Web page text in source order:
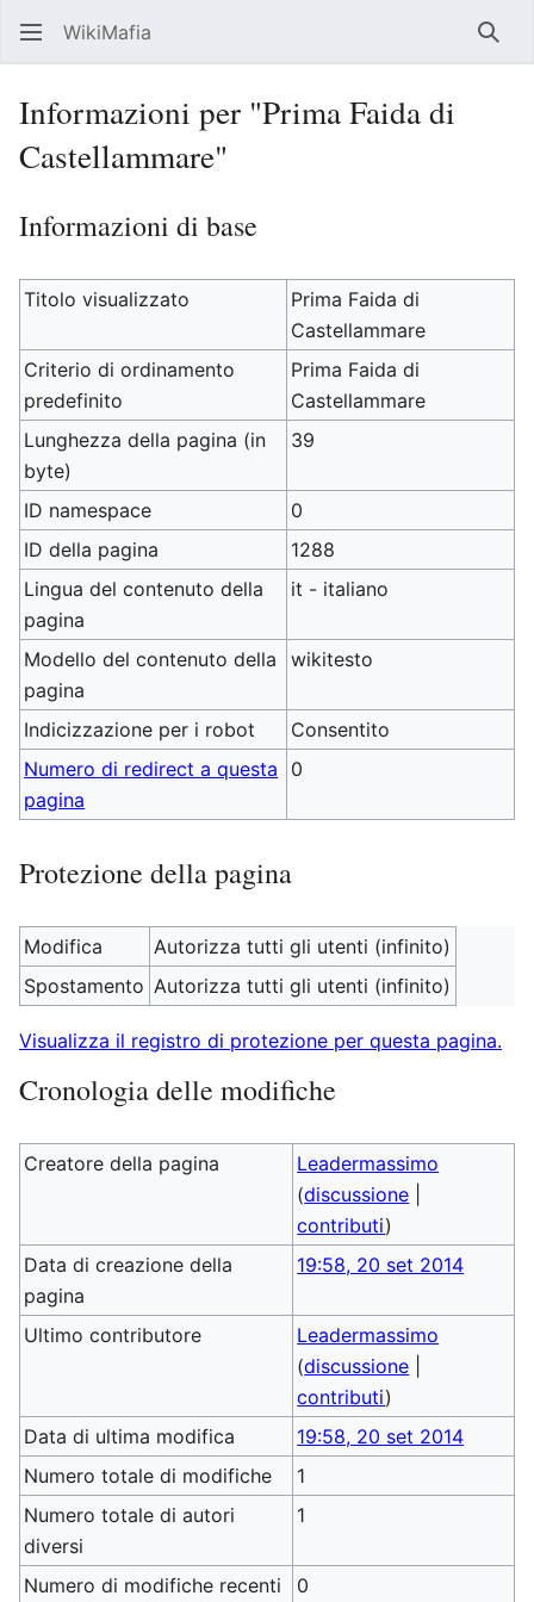
WikiMafia
Informazioni per "Prima Faida di
Castellammare"
Informazioni di base
Titolo visualizzato
Prima Faida di
Castellammare
Criterio di ordinamento
predefinito
Prima Faida di
Castellammare
Lunghezza della pagina (in
byte)
39
ID namespace
0
ID della pagina
1288
Lingua del contenuto della
pagina
it - italiano
Modello del contenuto della
pagina
wikitesto
Indicizzazione per i robot
Consentito
Numero di redirect a questa
pagina
0
Protezione della pagina
Modifica
Autorizza tutti gli utenti (infinito)
Spostamento Autorizza tutti gli utenti (infinito)
Visualizza il registro di protezione per questa pagina.
Cronologia delle modifiche
Creatore della pagina
Leadermassimo
(discussione
contributi)
Data di creazione della
pagina
19:58, 20 set 2014
Ultimo contributore
Leadermassimo
(discussione
contributi)
Data di ultima modifica
19:58, 20 set 2014
Numero totale di modifiche
1
Numero totale di autori
diversi
1
Numero di modifiche recenti 0